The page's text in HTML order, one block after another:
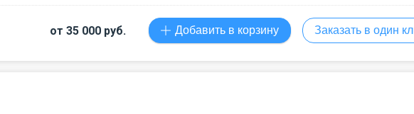
от 35 000 руб. Добавить в корзину Заказать в один